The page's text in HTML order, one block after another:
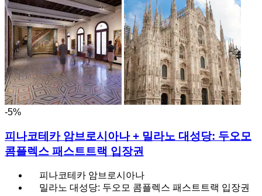
-5%
피나코테카 암브로시아나 + 밀라노 대성당: 두오모
콤플렉스 패스트트랙 입장권
피나코테카 암브로시아나
밀라노 대성당: 두오모 콤플렉스 패스트트랙 입장권